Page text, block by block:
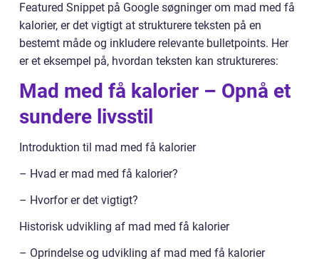
Featured Snippet på Google søgninger om mad med få
kalorier, er det vigtigt at strukturere teksten på en
bestemt måde og inkludere relevante bulletpoints. Her
er et eksempel på, hvordan teksten kan struktureres:
Mad med få kalorier – Opnå et
sundere livsstil
Introduktion til mad med få kalorier
– Hvad er mad med få kalorier?
– Hvorfor er det vigtigt?
Historisk udvikling af mad med få kalorier
– Oprindelse og udvikling af mad med få kalorier